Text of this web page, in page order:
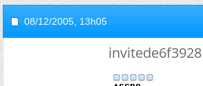
08/12/2005, 13h05
invitede6f3928